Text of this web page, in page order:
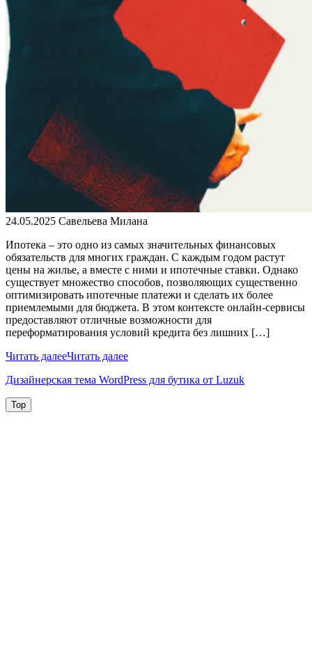
24.05.2025 Савельева Милана
Ипотека – это одно из самых значительных финансовых
обязательств для многих граждан. С каждым годом растут
цены на жилье, а вместе с ними и ипотечные ставки. Однако
существует множество способов, позволяющих существенно
оптимизировать ипотечные платежи и сделать их более
приемлемыми для бюджета. В этом контексте онлайн-сервисы
предоставляют отличные возможности для
переформатирования условий кредита без лишних […]
Читать далееЧитать далее
Дизайнерская тема WordPress для бутика от Luzuk
Top